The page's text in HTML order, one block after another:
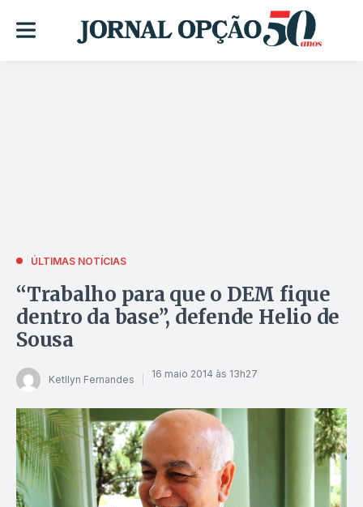
ÚLTIMAS NOTÍCIAS
“Trabalho para que o DEM fique
dentro da base”, defende Helio de
Sousa
Ketllyn Fernandes 16 maio 2014 às 13h27